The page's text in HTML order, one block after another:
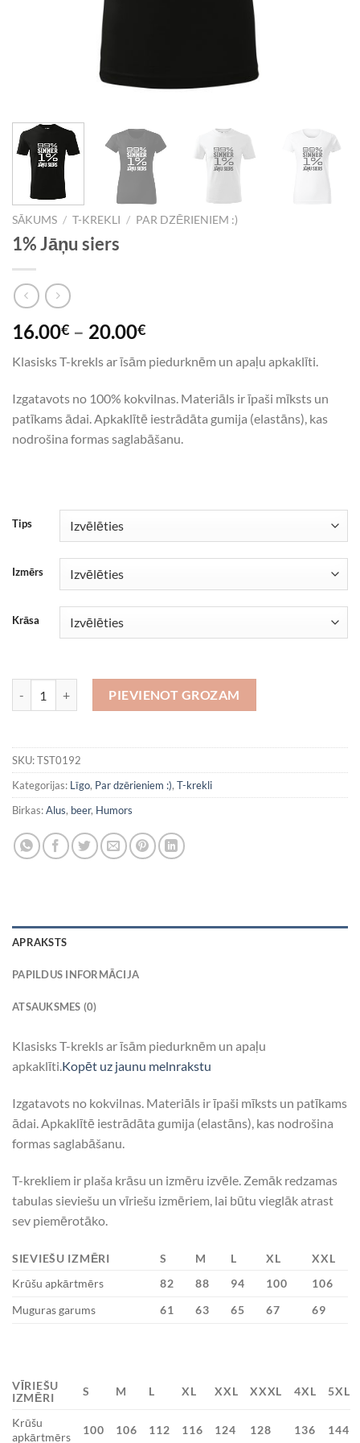
SĀKUMS / T-KREKLI / PAR DZĒRIENIEM :)
1% Jāņu siers
16.00€ – 20.00€
Klasisks T-krekls ar īsām piedurknēm un apaļu apkaklīti.
Izgatavots no 100% kokvilnas. Materiāls ir īpaši mīksts un
patīkams ādai. Apkaklītē iestrādāta gumija (elastāns), kas
nodrošina formas saglabāšanu.
Tips
Izmērs
Krāsa
PIEVIENOT GROZAM
SKU:TST0192
Kategorijas: Līgo, Par dzērieniem :), T-krekli
Birkas:Alus, beer, Humors
APRAKSTS
PAPILDUS INFORMĀCIJA
ATSAUKSMES (0)
Klasisks T-krekls ar īsām piedurknēm un apaļu
apkaklīti.Kopēt uz jaunu melnrakstu
Izgatavots no kokvilnas. Materiāls ir īpaši mīksts un patīkams
ādai. Apkaklītē iestrādāta gumija (elastāns), kas nodrošina
formas saglabāšanu.
T-krekliem ir plaša krāsu un izmēru izvēle. Zemāk redzamas
tabulas sieviešu un vīriešu izmēriem, lai būtu vieglāk atrast
sev piemērotāko.
SIEVIEŠU IZMĒRI S M L XL
XXL
Krūšu apkārtmērs
82 88 94 100
106
Muguras garums
61 63 65 67 69
VĪRIEŠU
IZMĒRI
S M L XL XXL XXXL 4XL 5XL
Krūšu
apkārtmērs
100 106 112 116 124 128 136 144